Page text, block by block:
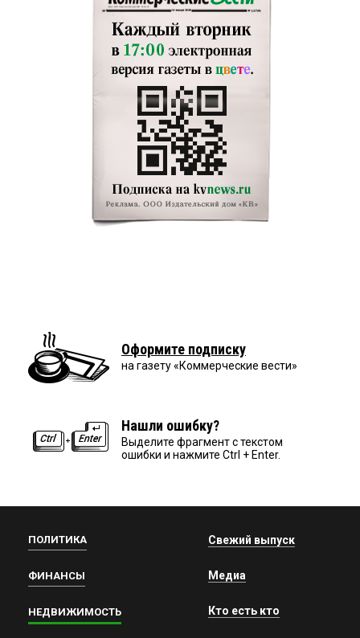
Оформите подписку
на газету «Коммерческие вести»
Нашли ошибку?
Выделите фрагмент с текстом
ошибки и нажмите Ctrl + Enter.
ПОЛИТИКА
ФИНАНСЫ
НЕДВИЖИМОСТЬ
Свежий выпуск
Медиа
Кто есть кто